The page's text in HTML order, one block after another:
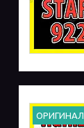
ОРИГИНАЛ